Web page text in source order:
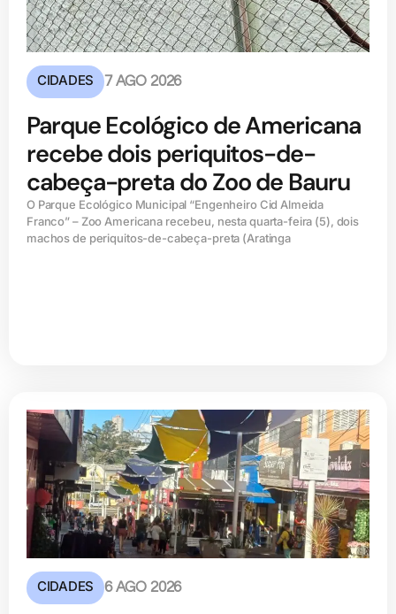
CIDADES 7 AGO 2026
Parque Ecológico de Americana
recebe dois periquitos-de-
cabeça-preta do Zoo de Bauru
O Parque Ecológico Municipal “Engenheiro Cid Almeida
Franco” – Zoo Americana recebeu, nesta quarta-feira (5), dois
machos de periquitos-de-cabeça-preta (Aratinga
CIDADES 6 AGO 2026